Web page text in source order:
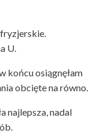
U.
w końcu osiągnęłam
obcięte na równo.
najlepsza, nadal